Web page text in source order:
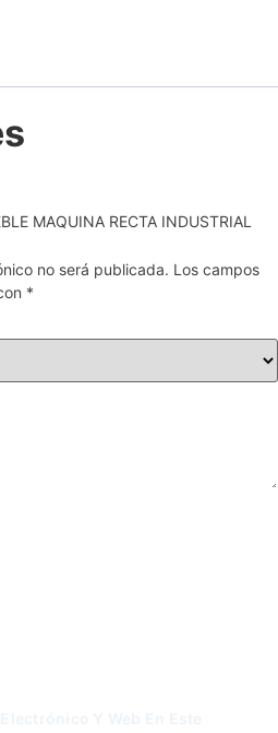
MAQUINA RECTA INDUSTRIAL
no será publicada. Los campos
*